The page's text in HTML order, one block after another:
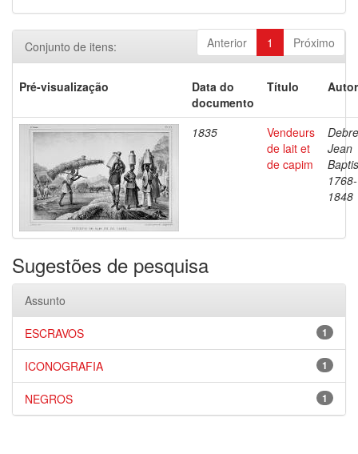
Anterior 1 Próximo
Conjunto de itens:
Pré-visualização
Data do
documento
Título
1835
Vendeurs
de lait et
de capim
Jean
1768-
1848
Sugestões de pesquisa
Assunto
1
ESCRAVOS
1
ICONOGRAFIA
1
NEGROS